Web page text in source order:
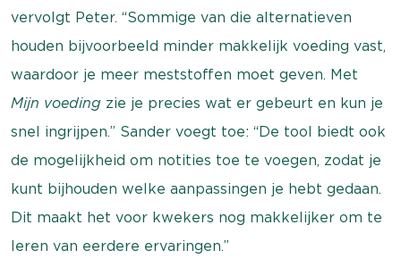
vervolgt Peter. “Sommige van die alternatieven
houden bijvoorbeeld minder makkelijk voeding vast,
waardoor je meer meststoffen moet geven. Met
Mijn voeding zie je precies wat er gebeurt en kun je
snel ingrijpen.” Sander voegt toe: “De tool biedt ook
de mogelijkheid om notities toe te voegen, zodat je
kunt bijhouden welke aanpassingen je hebt gedaan.
Dit maakt het voor kwekers nog makkelijker om te
leren van eerdere ervaringen.”